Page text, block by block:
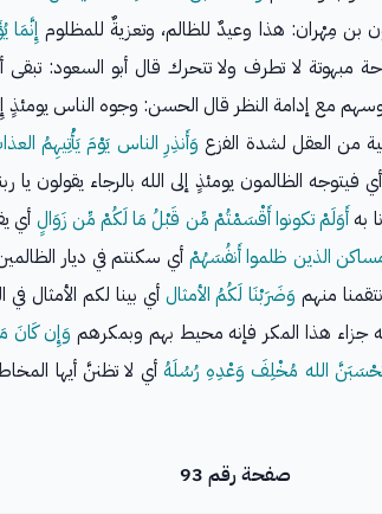
بن مِهْران: هذا وعيدٌ للظالم، وتعزيةٌ للمظلوم
لا تطرف ولا تتحرك قال أبو السعود: تبقى
مع إدامة النظر قال الحسن: وجوه الناس يومئذٍ
من العقل لشدة الفزع وَأَنذِرِ الناس يَوْمَ يَأْتِيهِمُ
أي فيتوجه الظالمون يومئذٍ إلى الله بالرجاء يقولون
به أَوَلَمْ تكونوا أَقْسَمْتُمْ مِّن قَبْلُ مَا لَكُمْ مِّن زَوَالٍ أي
الذين ظلموا أَنفُسَهُمْ أي سكنتم في ديار
منهم وَضَرَبْنَا لَكُمُ الأمثال أي بينا لكم الأمثال في
جزاء هذا المكر فإنه محيط بهم وبمكرهم وَإِن كَانَ
الله مُخْلِفَ وَعْدِهِ رُسُلَهُ أي لا تظننَّ أيها
صفحة رقم 93